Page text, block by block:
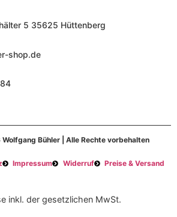
5 35625 Hüttenberg
shop.de
Bühler | Alle Rechte vorbehalten
Impressum Widerruf Preise & Versand
inkl. der gesetzlichen MwSt.